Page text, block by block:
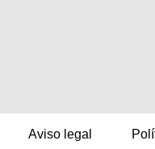
Aviso legal